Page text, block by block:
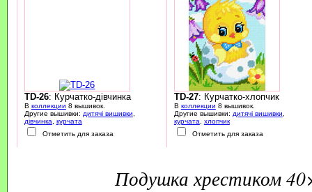
TD-26: Курчатко-дівчинка
В коллекции 8 вышивок.
Другие вышивки: дитячі вишивки
дівчинка
курчата
Отметить для заказа
TD-27: Курчатко-хлопчик
В коллекции 8 вышивок.
Другие вышивки: дитячі вишивки
курчата
хлопчик
Отметить для заказа
подушка хрестиком